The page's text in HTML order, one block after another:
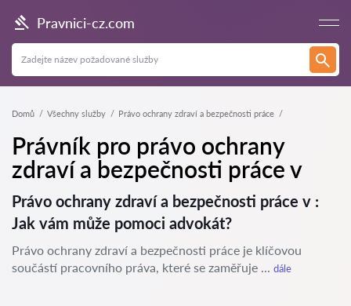
Pravnici-cz.com
Domů Všechny služby Právo ochrany zdraví a bezpečnosti práce
Právník pro právo ochrany
zdraví a bezpečnosti práce v
Právo ochrany zdraví a bezpečnosti práce v :
Jak vám může pomoci advokát?
Právo ochrany zdraví a bezpečnosti práce je klíčovou
součástí pracovního práva, které se zaměřuje ... dále